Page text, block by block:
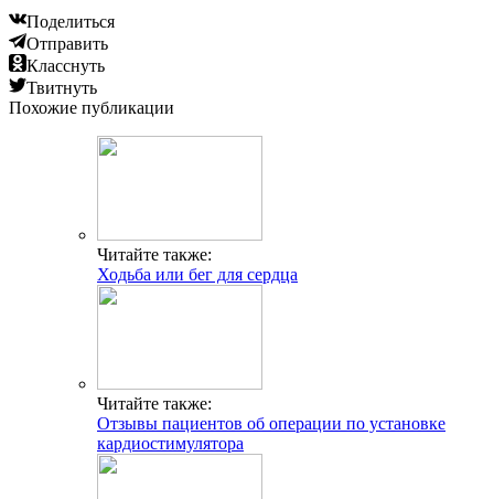
Поделиться
Отправить
Класснуть
Твитнуть
Похожие публикации
Читайте также:
Ходьба или бег для сердца
Читайте также:
Отзывы пациентов об операции по установке
кардиостимулятора